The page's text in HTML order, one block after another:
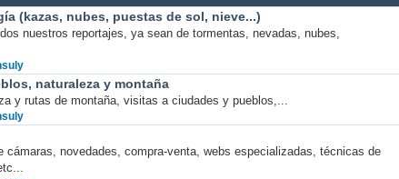
(kazas, nubes, puestas de sol, nieve...)
nuestros reportajes, ya sean de tormentas, nevadas, nubes,
naturaleza y montaña
y rutas de montaña, visitas a ciudades y pueblos,...
cámaras, novedades, compra-venta, webs especializadas, técnicas de